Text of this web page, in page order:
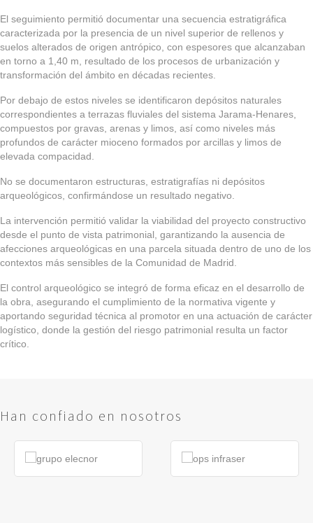
El seguimiento permitió documentar una secuencia estratigráfica
caracterizada por la presencia de un nivel superior de rellenos y
suelos alterados de origen antrópico, con espesores que alcanzaban
en torno a 1,40 m, resultado de los procesos de urbanización y
transformación del ámbito en décadas recientes.
Por debajo de estos niveles se identificaron depósitos naturales
correspondientes a terrazas fluviales del sistema Jarama-Henares,
compuestos por gravas, arenas y limos, así como niveles más
profundos de carácter mioceno formados por arcillas y limos de
elevada compacidad.
No se documentaron estructuras, estratigrafías ni depósitos
arqueológicos, confirmándose un resultado negativo.
La intervención permitió validar la viabilidad del proyecto constructivo
desde el punto de vista patrimonial, garantizando la ausencia de
afecciones arqueológicas en una parcela situada dentro de uno de los
contextos más sensibles de la Comunidad de Madrid.
El control arqueológico se integró de forma eficaz en el desarrollo de
la obra, asegurando el cumplimiento de la normativa vigente y
aportando seguridad técnica al promotor en una actuación de carácter
logístico, donde la gestión del riesgo patrimonial resulta un factor
crítico.
Han confiado en nosotros